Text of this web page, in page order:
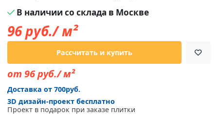
В наличии со склада в Москве
96руб./ м²
Рассчитать и купить
от 96 руб./ м²
Доставка от 700руб.
3D дизайн-проект бесплатно
Проект в подарок при заказе плитки